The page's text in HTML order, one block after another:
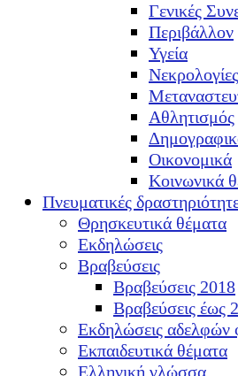
Γενικές
Περιβάλλον
Υγεία
Νεκρολογίες
Αθλητισμός
Οικονομικά
Κοινωνικά
Πνευματικές
Θρησκευτικά θέματα
Εκδηλώσεις
Βραβεύσεις
Βραβεύσεις 2018
Βραβεύσεις έως
Εκδηλώσεις αδελφών
Εκπαιδευτικά θέματα
Ελληνική γλώσσα